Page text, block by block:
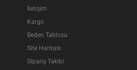
İletişim
Kargo
Beden Tablosu
Site Haritası
Sipariş Takibi